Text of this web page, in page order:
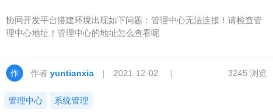
协同开发平台搭建环境出现如下问题：管理中心无法连接！请检查管
理中心地址！管理中心的地址怎么查看呢
作者 yuntianxia | 2021-12-02 ｜
管理中心 系统管理
3245 浏览